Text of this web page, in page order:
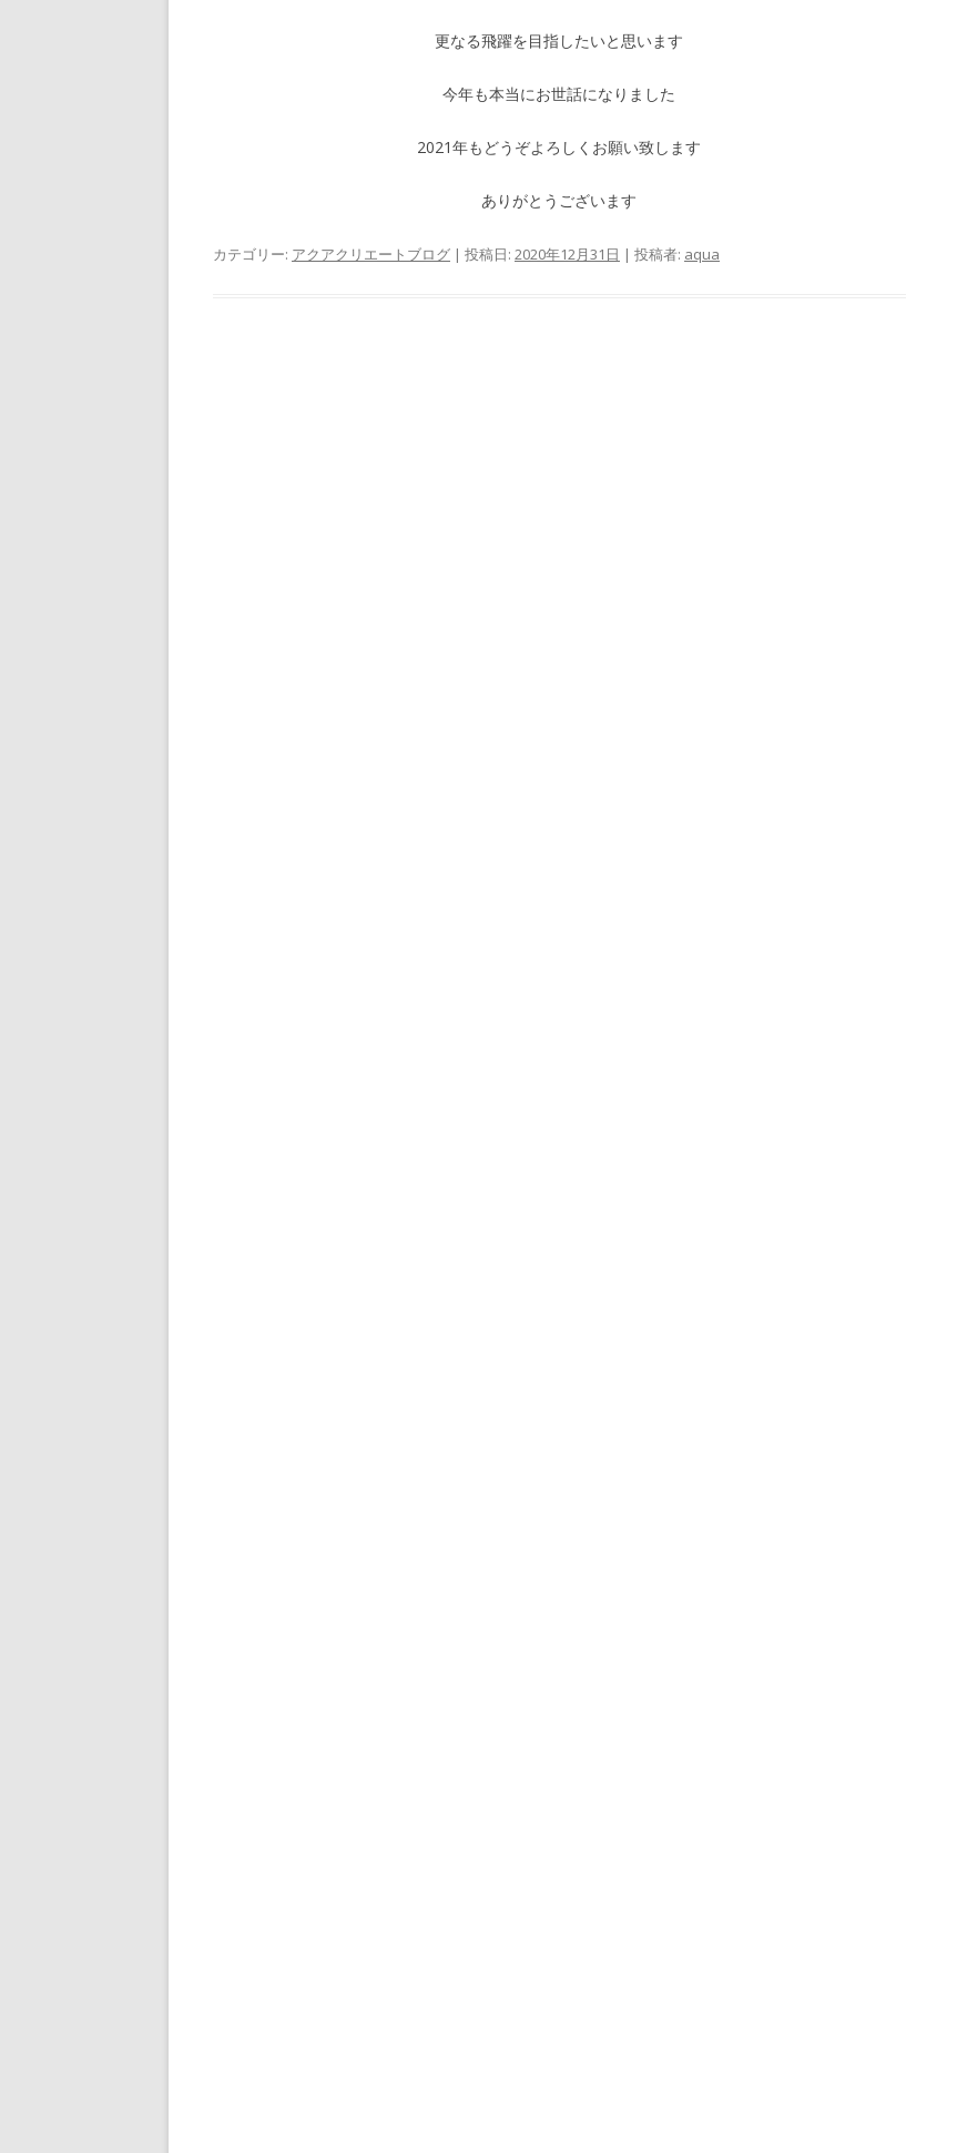
更なる飛躍を目指したいと思います
今年も本当にお世話になりました
2021年もどうぞよろしくお願い致します
ありがとうございます
カテゴリー: アクアクリエートブログ | 投稿日: 2020年12月31日 | 投稿者: aqua